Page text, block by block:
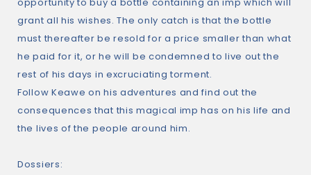
grant all his wishes. The only catch is that the bottle
must thereafter be resold for a price smaller than what
he paid for it, or he will be condemned to live out the
rest of his days in excruciating torment.
Follow Keawe on his adventures and find out the
consequences that this magical imp has on his life and
the lives of the people around him.
Dossiers: